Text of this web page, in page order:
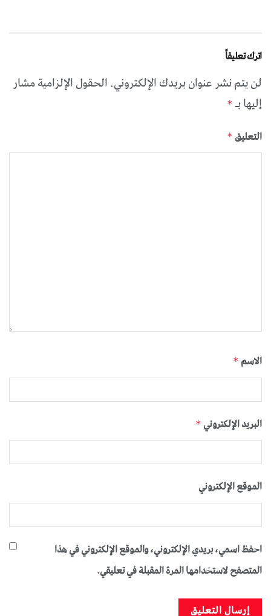
اترك تعليقاً
لن يتم نشر عنوان بريدك الإلكتروني.الحقول الإلزامية مشار
إليها بـ *
التعليق *
الاسم *
البريد الإلكتروني *
الموقع الإلكتروني
احفظ اسمي، بريدي الإلكتروني، والموقع الإلكتروني في هذا
المتصفح لاستخدامها المرة المقبلة في تعليقي.